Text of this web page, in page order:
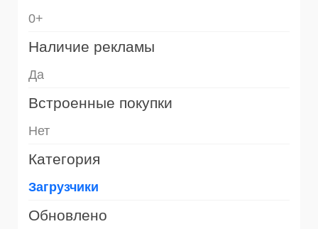
0+
Наличие рекламы
Да
Встроенные покупки
Нет
Категория
Загрузчики
Обновлено